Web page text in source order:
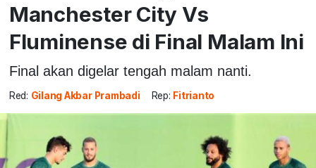
Manchester City Vs
Fluminense di Final Malam Ini
Final akan digelar tengah malam nanti.
Red: Gilang Akbar Prambadi Rep: Fitrianto